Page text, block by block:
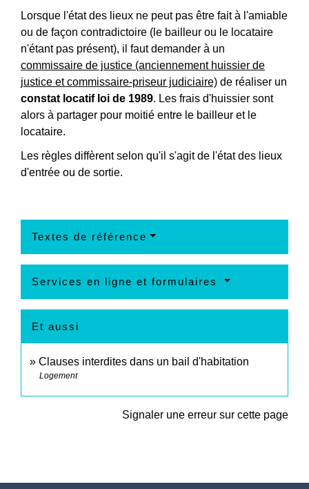
Lorsque l'état des lieux ne peut pas être fait à l'amiable
ou de façon contradictoire (le bailleur ou le locataire
n'étant pas présent), il faut demander à un
commissaire de justice (anciennement huissier de
justice et commissaire-priseur judiciaire) de réaliser un
constat locatif loi de 1989. Les frais d'huissier sont
alors à partager pour moitié entre le bailleur et le
locataire.
Les règles diffèrent selon qu'il s'agit de l'état des lieux
d'entrée ou de sortie.
Textes de référence
Services en ligne et formulaires
Et aussi
Clauses interdites dans un bail d'habitation
Logement
Signaler une erreur sur cette page